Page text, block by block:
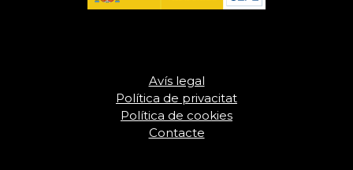
Avís legal
Política de privacitat
Política de cookies
Contacte